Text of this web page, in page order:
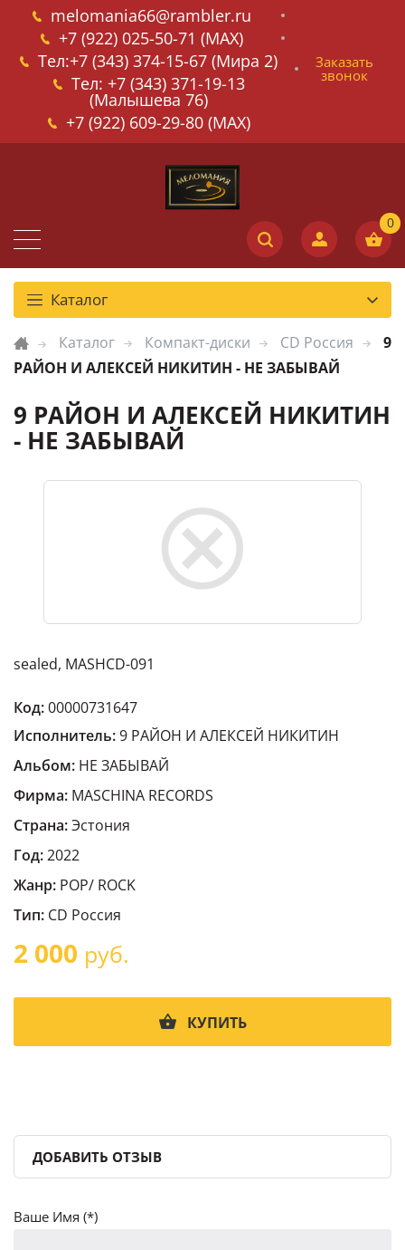
melomania66@rambler.ru
+7 (922) 025-50-71 (MAX)
Тел:+7 (343) 374-15-67 (Мира 2)
Тел: +7 (343) 371-19-13
(Малышева 76)
+7 (922) 609-29-80 (MAX)
Заказать
звонок
Каталог
Каталог Компакт-диски CD Россия
9
РАЙОН И АЛЕКСЕЙ НИКИТИН - НЕ ЗАБЫВАЙ
9 РАЙОН И АЛЕКСЕЙ НИКИТИН
- НЕ ЗАБЫВАЙ
sealed, MASHCD-091
Код:00000731647
Исполнитель:9 РАЙОН И АЛЕКСЕЙ НИКИТИН
Альбом: НЕ ЗАБЫВАЙ
Фирма: MASCHINA RECORDS
Страна:Эстония
Год:2022
Жанр: POP/ ROCK
Тип: CD Россия
2 000 руб.
КУПИТЬ
ДОБАВИТЬ ОТЗЫВ
Ваше Имя (*)